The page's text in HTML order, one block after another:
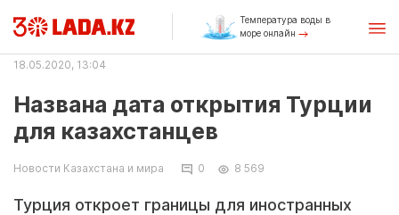
Температура воды в
море онлайн
18.05.2020, 13:04
Названа дата открытия Турции
для казахстанцев
Новости Казахстана и мира 0 8 569
Турция откроет границы для иностранных